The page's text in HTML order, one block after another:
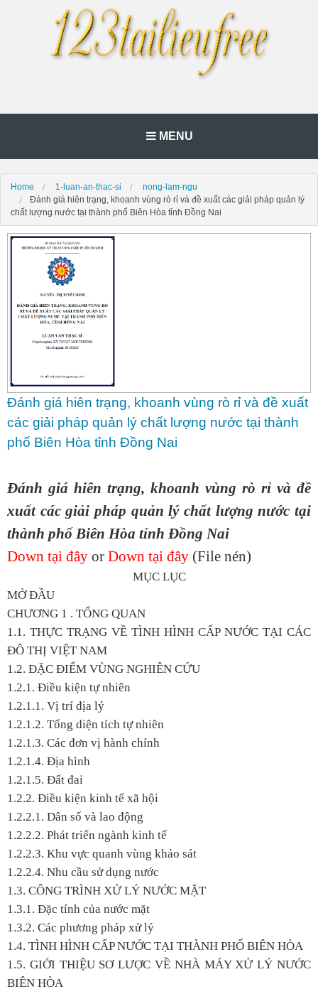
MENU
Home 1-luan-an-thac-si
nong-lam-ngu
Đánh giá hiên trạng, khoanh vùng rò rỉ và đề xuất các giải pháp quản lý
chất lượng nước tại thành phố Biên Hòa tỉnh Đồng Nai
Đánh giá hiên trạng, khoanh vùng rò rỉ và đề xuất
các giải pháp quản lý chất lượng nước tại thành
phố Biên Hòa tỉnh Đồng Nai
Đánh giá hiên trạng, khoanh vùng rò rỉ và đề
xuất các giải pháp quản lý chất lượng nước tại
thành phố Biên Hòa tỉnh Đồng Nai
Down tại đây or Down tại đây (File nén)
MỤC LỤC
MỞ ĐẦU
CHƯƠNG 1 . TỔNG QUAN
1.1. THỰC TRẠNG VỀ TÌNH HÌNH CẤP NƯỚC TẠI CÁC
ĐÔ THỊ VIỆT NAM
1.2. ĐẶC ĐIỂM VÙNG NGHIÊN CỨU
1.2.1. Điều kiện tự nhiên
1.2.1.1. Vị trí địa lý
1.2.1.2. Tổng diện tích tự nhiên
1.2.1.3. Các đơn vị hành chính
1.2.1.4. Địa hình
1.2.1.5. Đất đai
1.2.2. Điều kiện kinh tế xã hội
1.2.2.1. Dân số và lao động
1.2.2.2. Phát triển ngành kinh tế
1.2.2.3. Khu vực quanh vùng khảo sát
1.2.2.4. Nhu cầu sử dụng nước
1.3. CÔNG TRÌNH XỬ LÝ NƯỚC MẶT
1.3.1. Đặc tính của nước mặt
1.3.2. Các phương pháp xử lý
1.4. TÌNH HÌNH CẤP NƯỚC TẠI THÀNH PHỐ BIÊN HÒA
1.5. GIỚI THIỆU SƠ LƯỢC VỀ NHÀ MÁY XỬ LÝ NƯỚC
BIÊN HÒA